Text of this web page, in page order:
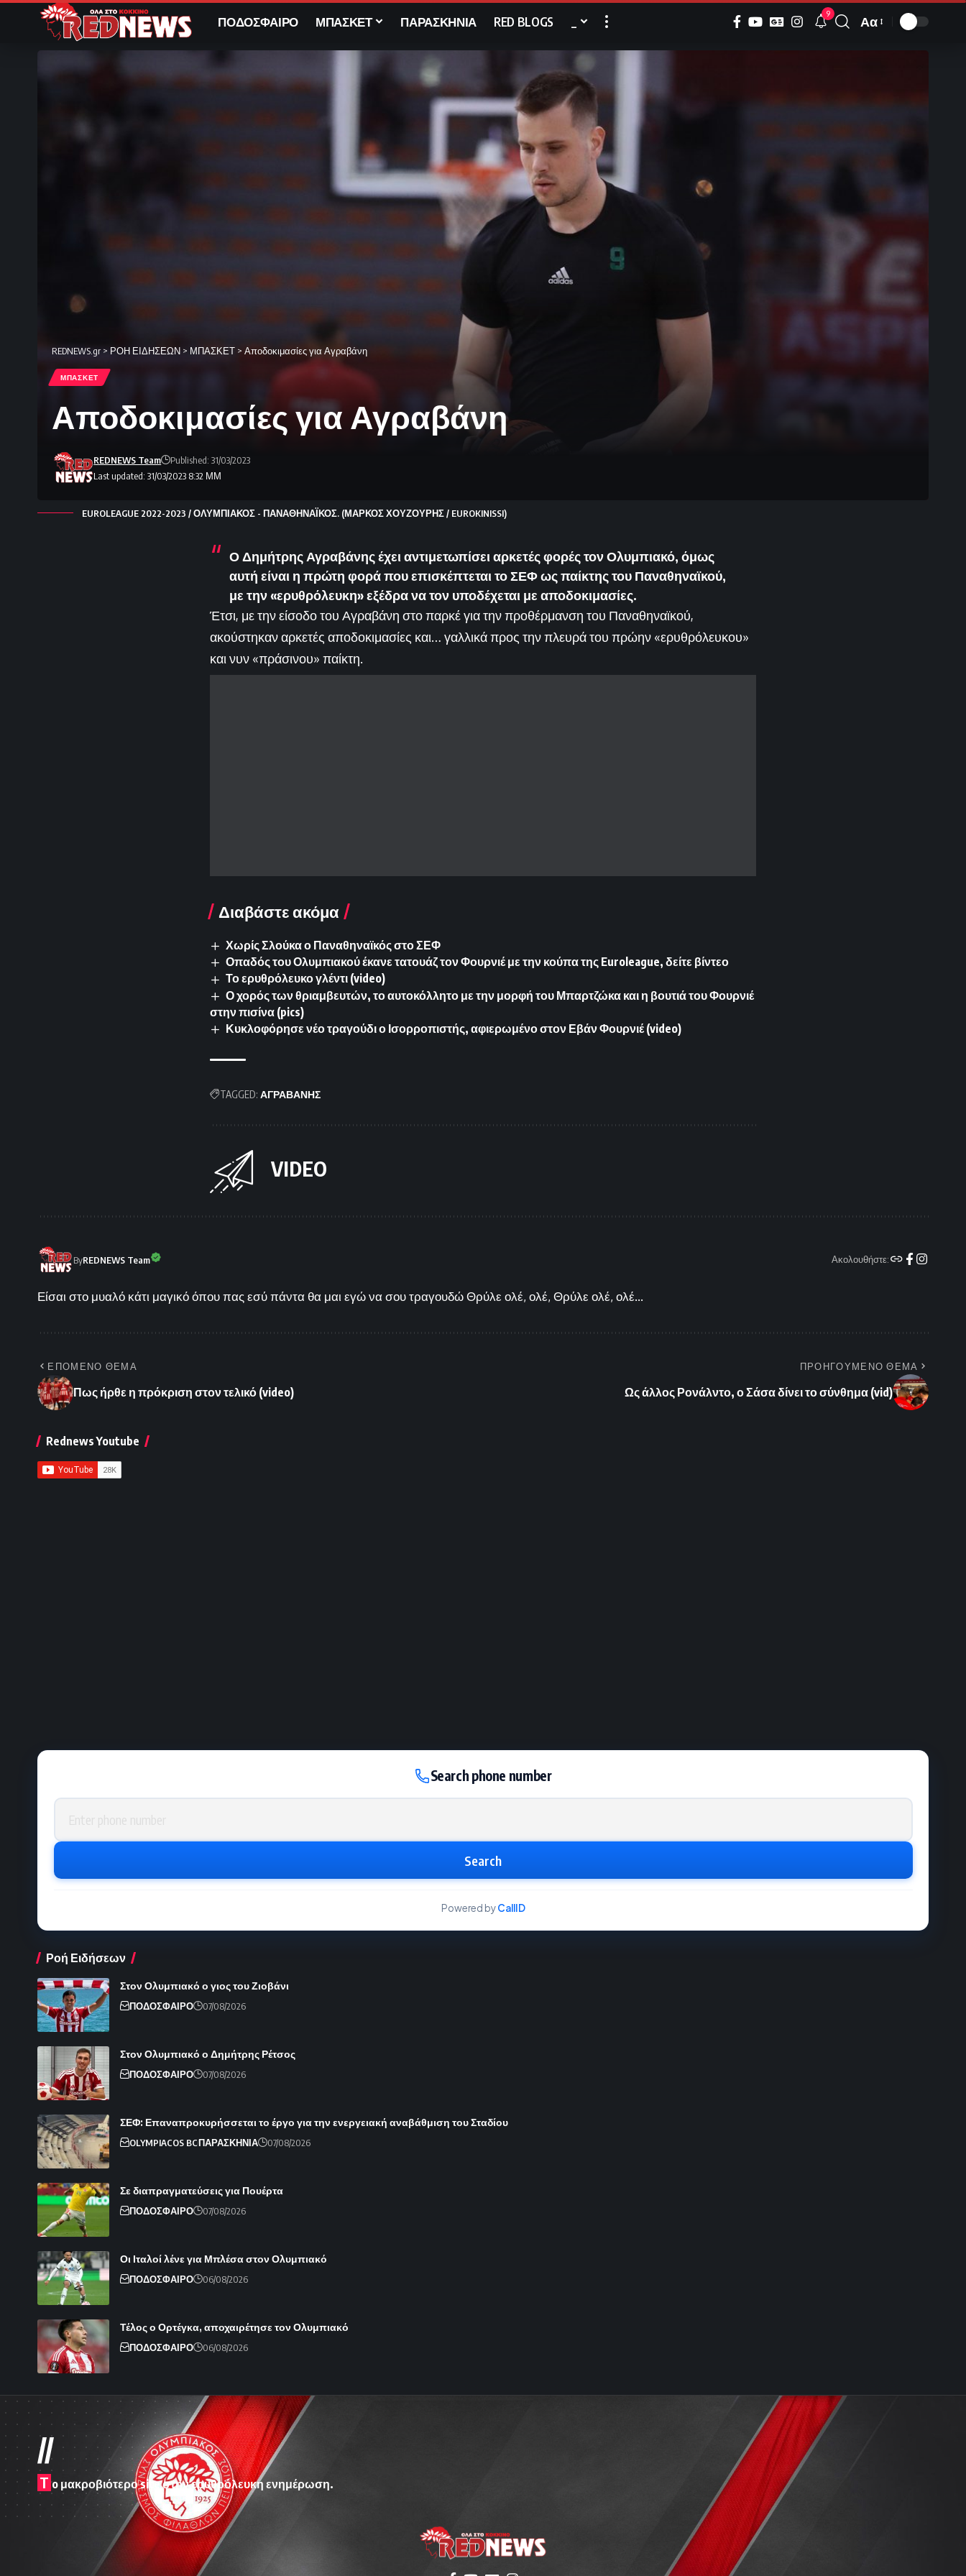
ΠΟΔΟΣΦΑΙΡΟ ΜΠΑΣΚΕΤ ΠΑΡΑΣΚΗΝΙΑ RED BLOGS 9
Font
Αα
REDNEWS.gr> ΡΟΗ ΕΙΔΗΣΕΩΝ > ΜΠΑΣΚΕΤ > Αποδοκιμασίες για Αγραβάνη
ΜΠΑΣΚΕΤ
Αποδοκιμασίες για Αγραβάνη
Last updated: 31/03/2023 8:32 ΜΜ
REDNEWS Team Published: 31/03/2023
EUROLEAGUE 2022-2023 / ΟΛΥΜΠΙΑΚΟΣ - ΠΑΝΑΘΗΝΑΪΚΟΣ. (ΜΑΡΚΟΣ ΧΟΥΖΟΥΡΗΣ / EUROKINISSI)
Ο Δημήτρης Αγραβάνης έχει αντιμετωπίσει αρκετές φορές τον Ολυμπιακό, όμως
αυτή είναι η πρώτη φορά που επισκέπτεται το ΣΕΦ ως παίκτης του Παναθηναϊκού,
με την «ερυθρόλευκη» εξέδρα να τον υποδέχεται με αποδοκιμασίες.
Έτσι, με την είσοδο του Αγραβάνη στο παρκέ για την προθέρμανση του Παναθηναϊκού,
ακούστηκαν αρκετές αποδοκιμασίες και… γαλλικά προς την πλευρά του πρώην «ερυθρόλευκου»
και νυν «πράσινου» παίκτη.
Διαβάστε ακόμα
Χωρίς Σλούκα ο Παναθηναϊκός στο ΣΕΦ
Οπαδός του Ολυμπιακού έκανε τατουάζ τον Φουρνιέ με την κούπα της Euroleague, δείτε βίντεο
Το ερυθρόλευκο γλέντι (video)
Ο χορός των θριαμβευτών, το αυτοκόλλητο με την μορφή του Μπαρτζώκα και η βουτιά του Φουρνιέ
στην πισίνα (pics)
Κυκλοφόρησε νέο τραγούδι ο Ισορροπιστής, αφιερωμένο στον Εβάν Φουρνιέ (video)
TAGGED: ΑΓΡΑΒΑΝΗΣ
VIDEO
ByREDNEWS Team Ακολουθήστε:
Είσαι στο μυαλό κάτι μαγικό όπου πας εσύ πάντα θα μαι εγώ να σου τραγουδώ Θρύλε ολέ, ολέ, Θρύλε ολέ, ολέ...
ΕΠΟΜΕΝΟ ΘΕΜΑ
Πως ήρθε η πρόκριση στον τελικό (video)
ΠΡΟΗΓΟΥΜΕΝΟ ΘΕΜΑ
Ως άλλος Ρονάλντο, ο Σάσα δίνει το σύνθημα (vid)
Rednews Youtube
Search phone number
Phone number
Search
Powered byCallID
Ροή Ειδήσεων
Στον Ολυμπιακό ο γιος του Ζιοβάνι
ΠΟΔΟΣΦΑΙΡΟ 07/08/2026
Στον Ολυμπιακό ο Δημήτρης Ρέτσος
ΠΟΔΟΣΦΑΙΡΟ 07/08/2026
ΣΕΦ: Επαναπροκυρήσσεται το έργο για την ενεργειακή αναβάθμιση του Σταδίου
OLYMPIACOS BCΠΑΡΑΣΚΗΝΙΑ 07/08/2026
Σε διαπραγματεύσεις για Πουέρτα
ΠΟΔΟΣΦΑΙΡΟ 07/08/2026
Οι Ιταλοί λένε για Μπλέσα στον Ολυμπιακό
ΠΟΔΟΣΦΑΙΡΟ 06/08/2026
Τέλος ο Ορτέγκα, αποχαιρέτησε τον Ολυμπιακό
ΠΟΔΟΣΦΑΙΡΟ 06/08/2026
//
T o μακροβιότερο site στην ερυθρόλευκη ενημέρωση.